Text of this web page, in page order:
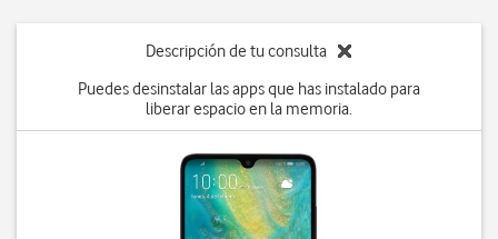
Descripción de tu consulta
Puedes desinstalar las apps que has instalado para
liberar espacio en la memoria.